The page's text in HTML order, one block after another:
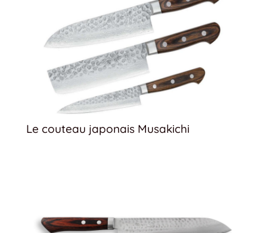
Le couteau japonais Musakichi